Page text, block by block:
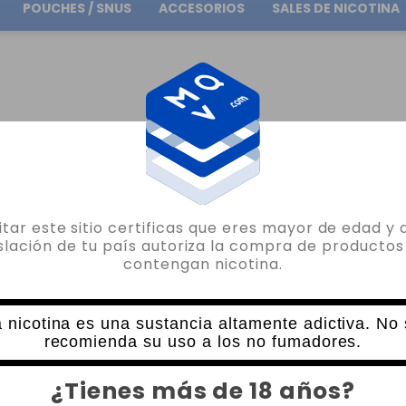
este sitio certificas que eres mayor de edad y
de tu país autoriza la compra de productos
contengan nicotina.
nicotina es una sustancia altamente adictiva. No
recomienda su uso a los no fumadores.
¿Tienes más de 18 años?
Envío gratuitoen pedidos superiores a 30.00€
POUCHES / SNUS ACCESORIOS SALES DE NICOTINA
AROMAS ATMOS LAB
ATMOS LAB
AROMA RED APPLE ATMOS LAB
4 VALORACIONES
6,80€
CANTIDAD
- +